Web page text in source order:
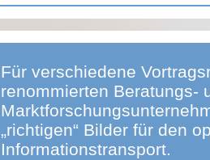
Für verschiedene
renommierten Beratungs-
„richtigen“ Bilder für den
Informationstransport.